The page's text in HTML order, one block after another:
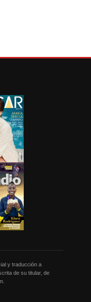
y traducción a
de su titular, de